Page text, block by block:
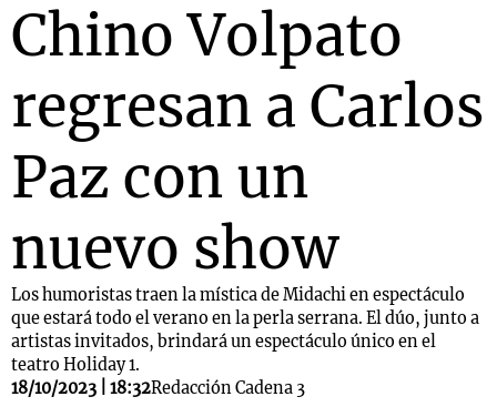
Chino Volpato
regresan a Carlos
Paz con un
nuevo show
Los humoristas traen la mística de Midachi en espectáculo
que estará todo el verano en la perla serrana. El dúo, junto a
artistas invitados, brindará un espectáculo único en el
teatro Holiday 1.
18/10/2023 | 18:32Redacción Cadena 3